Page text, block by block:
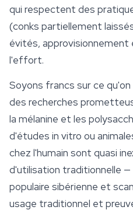
qui respectent des
(conks partiellement
évités,
l'effort.
Soyons francs sur ce
des recherches
la mélanine et les
d'études in vitro ou
chez l'humain sont quasi
d'utilisation traditionnelle
populaire sibérienne et
usage traditionnel et